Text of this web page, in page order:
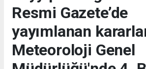
Resmi Gazete’de
yayımlanan
Meteoroloji Genel